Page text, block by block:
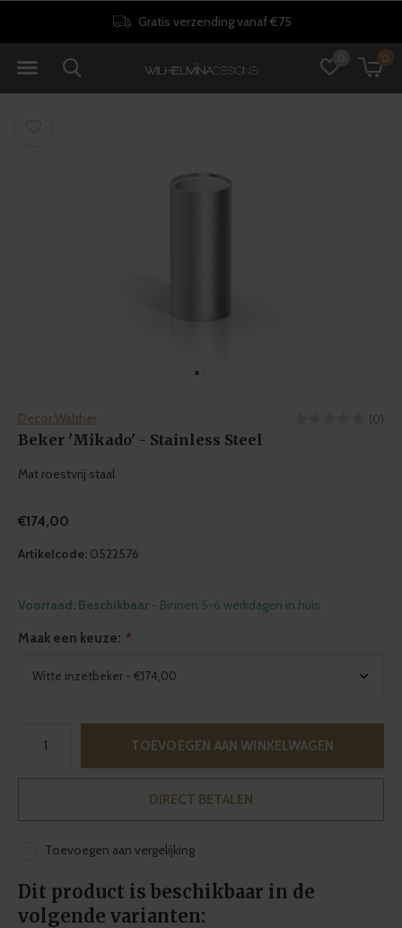
0
Gratis verzending vanaf €75
Decor Walther (0)
Beker 'Mikado' - Stainless Steel
Mat roestvrij staal
€174,00
Artikelcode: 0522576
Voorraad: Beschikbaar - Binnen 5-6 werkdagen in huis
Maak een keuze: *
TOEVOEGEN AAN WINKELWAGEN
DIRECT BETALEN
Toevoegen aan vergelijking
Dit product is beschikbaar in de
volgende varianten: